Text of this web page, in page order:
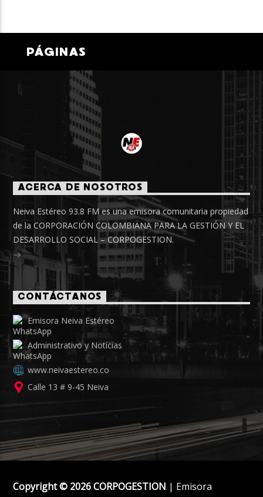
PÁGINAS
ACERCA DE NOSOTROS
Neiva Estéreo 93.8 FM es una emisora comunitaria propiedad
de la CORPORACIÓN COLOMBIANA PARA LA GESTIÓN Y EL
DESARROLLO SOCIAL – CORPOGESTION.
CONTÁCTANOS
Emisora Neiva Estéreo
Administrativo y Noticias
www.neivaestereo.co
Calle 13 # 9-45 Neiva
Copyright © 2026 CORPOGESTION | Emisora